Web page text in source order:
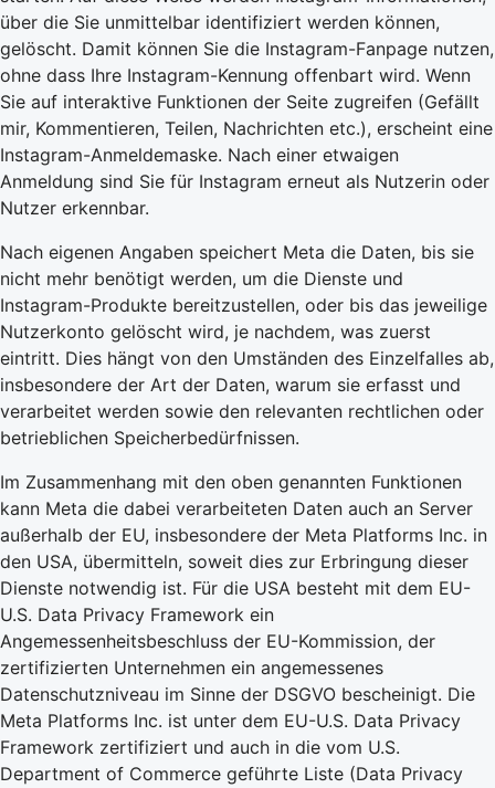
über die Sie unmittelbar identifiziert werden können,
gelöscht. Damit können Sie die Instagram-Fanpage nutzen,
ohne dass Ihre Instagram-Kennung offenbart wird. Wenn
Sie auf interaktive Funktionen der Seite zugreifen (Gefällt
mir, Kommentieren, Teilen, Nachrichten etc.), erscheint eine
Instagram-Anmeldemaske. Nach einer etwaigen
Anmeldung sind Sie für Instagram erneut als Nutzerin oder
Nutzer erkennbar.
Nach eigenen Angaben speichert Meta die Daten, bis sie
nicht mehr benötigt werden, um die Dienste und
Instagram-Produkte bereitzustellen, oder bis das jeweilige
Nutzerkonto gelöscht wird, je nachdem, was zuerst
eintritt. Dies hängt von den Umständen des Einzelfalles ab,
insbesondere der Art der Daten, warum sie erfasst und
verarbeitet werden sowie den relevanten rechtlichen oder
betrieblichen Speicherbedürfnissen.
Im Zusammenhang mit den oben genannten Funktionen
kann Meta die dabei verarbeiteten Daten auch an Server
außerhalb der EU, insbesondere der Meta Platforms Inc. in
den USA, übermitteln, soweit dies zur Erbringung dieser
Dienste notwendig ist. Für die USA besteht mit dem EU-
U.S. Data Privacy Framework ein
Angemessenheitsbeschluss der EU-Kommission, der
zertifizierten Unternehmen ein angemessenes
Datenschutzniveau im Sinne der DSGVO bescheinigt. Die
Meta Platforms Inc. ist unter dem EU-U.S. Data Privacy
Framework zertifiziert und auch in die vom U.S.
Department of Commerce geführte Liste (Data Privacy